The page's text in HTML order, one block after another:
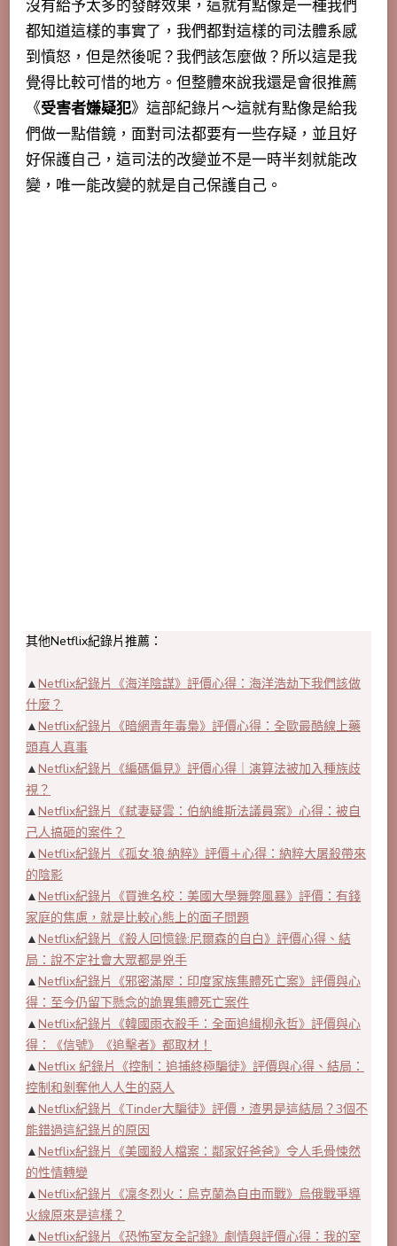
沒有給予太多的發酵效果，這就有點像是一種我們
都知道這樣的事實了，我們都對這樣的司法體系感
到憤怒，但是然後呢？我們該怎麼做？所以這是我
覺得比較可惜的地方。但整體來說我還是會很推薦
《受害者嫌疑犯》這部紀錄片～這就有點像是給我
們做一點借鏡，面對司法都要有一些存疑，並且好
好保護自己，這司法的改變並不是一時半刻就能改
變，唯一能改變的就是自己保護自己。
其他Netflix紀錄片推薦：
▲ Netflix紀錄片《海洋陰謀》評價心得：海洋浩劫下我們該做
什麼？
▲ Netflix紀錄片《暗網青年毒梟》評價心得：全歐最酷線上藥
頭真人真事
▲ Netflix紀錄片《編碼偏見》評價心得｜演算法被加入種族歧
視？
▲ Netflix紀錄片《弒妻疑雲：伯納維斯法議員案》心得：被自
己人搞砸的案件？
▲ Netflix紀錄片《孤女·狼·納粹》評價＋心得：納粹大屠殺帶來
的陰影
▲ Netflix紀錄片《買進名校：美國大學舞弊風暴》評價：有錢
家庭的焦慮，就是比較心態上的面子問題
▲ Netflix紀錄片《殺人回憶錄:尼爾森的自白》評價心得、結
局：說不定社會大眾都是兇手
▲ Netflix紀錄片《邪密滿屋：印度家族集體死亡案》評價與心
得：至今仍留下懸念的詭異集體死亡案件
▲ Netflix紀錄片《韓國雨衣殺手：全面追緝柳永哲》評價與心
得：《信號》《追擊者》都取材！
▲ Netflix 紀錄片《控制：追捕終極騙徒》評價與心得、結局：
控制和剝奪他人人生的惡人
▲ Netflix紀錄片《Tinder大騙徒》評價，渣男是這結局？3個不
能錯過這紀錄片的原因
▲ Netflix紀錄片《美國殺人檔案：鄰家好爸爸》令人毛骨悚然
的性情轉變
▲ Netflix紀錄片《凜冬烈火：烏克蘭為自由而戰》烏俄戰爭導
火線原來是這樣？
▲ Netflix紀錄片《恐怖室友全記錄》劇情與評價心得：我的室